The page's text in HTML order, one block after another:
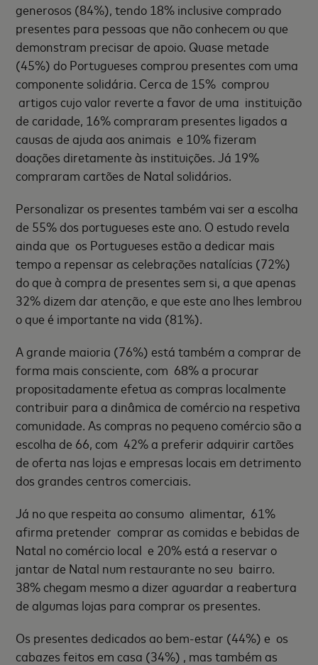
generosos (84%), tendo 18% inclusive comprado
presentes para pessoas que não conhecem ou que
demonstram precisar de apoio. Quase metade
(45%) do Portugueses comprou presentes com uma
componente solidária. Cerca de 15% comprou
artigos cujo valor reverte a favor de uma instituição
de caridade, 16% compraram presentes ligados a
causas de ajuda aos animais e 10% fizeram
doações diretamente às instituições. Já 19%
compraram cartões de Natal solidários.
Personalizar os presentes também vai ser a escolha
de 55% dos portugueses este ano. O estudo revela
ainda que os Portugueses estão a dedicar mais
tempo a repensar as celebrações natalícias (72%)
do que à compra de presentes sem si, a que apenas
32% dizem dar atenção, e que este ano lhes lembrou
o que é importante na vida (81%).
A grande maioria (76%) está também a comprar de
forma mais consciente, com 68% a procurar
propositadamente efetua as compras localmente
contribuir para a dinâmica de comércio na respetiva
comunidade. As compras no pequeno comércio são a
escolha de 66, com 42% a preferir adquirir cartões
de oferta nas lojas e empresas locais em detrimento
dos grandes centros comerciais.
Já no que respeita ao consumo alimentar, 61%
afirma pretender comprar as comidas e bebidas de
Natal no comércio local e 20% está a reservar o
jantar de Natal num restaurante no seu bairro.
38% chegam mesmo a dizer aguardar a reabertura
de algumas lojas para comprar os presentes.
Os presentes dedicados ao bem-estar (44%) e os
cabazes feitos em casa (34%) , mas também as